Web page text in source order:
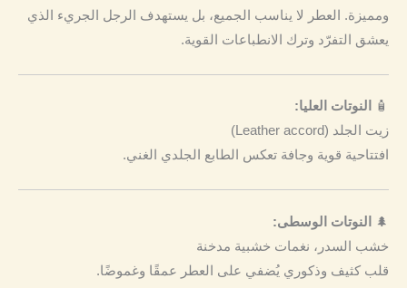
ومميزة. العطر لا يناسب الجميع، بل يستهدف الرجل الجريء الذي
يعشق التفرّد وترك الانطباعات القوية.
🧴
النوتات العليا:
زيت الجلد (Leather accord)
افتتاحية قوية وجافة تعكس الطابع الجلدي الغني.
🌲
النوتات الوسطى:
خشب السدر، نغمات خشبية مدخنة
قلب كثيف وذكوري يُضفي على العطر عمقًا وغموضًا.